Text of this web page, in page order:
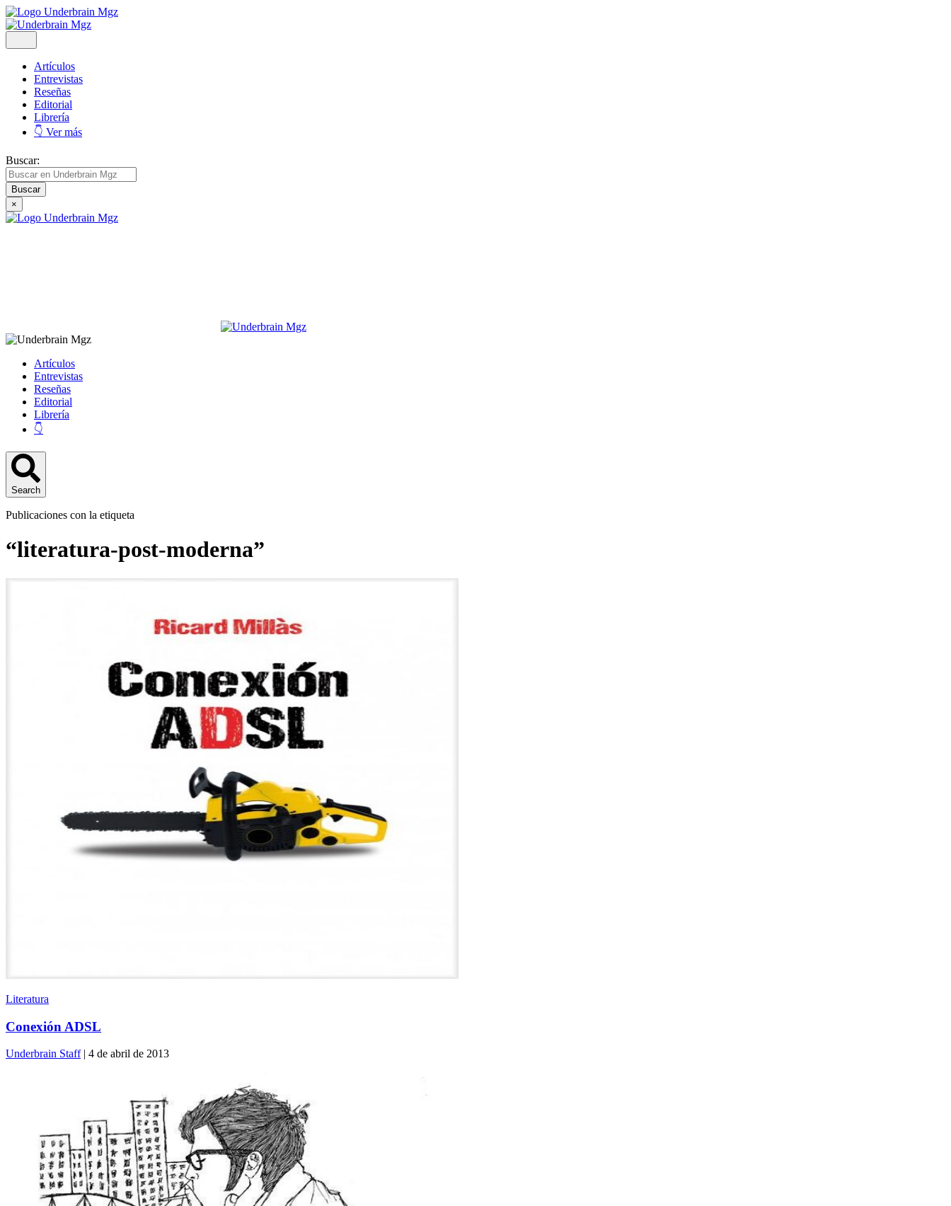
Artículos
Entrevistas
Reseñas
Editorial
Librería
👇 Ver más
Buscar:
×
Artículos
Entrevistas
Reseñas
Editorial
Librería
👇
Search
Publicaciones con la etiqueta
“literatura-post-moderna”
Literatura
Conexión ADSL
Underbrain Staff| 4 de abril de 2013